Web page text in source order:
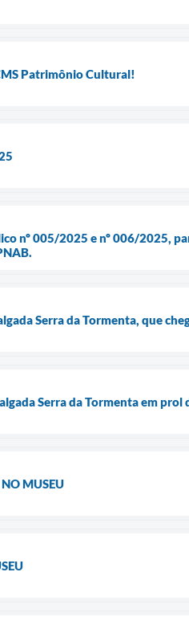
Patrimônio Cultural!
nº 005/2025 e nº 006/2025,
Serra da Tormenta, que
Serra da Tormenta em prol
MUSEU